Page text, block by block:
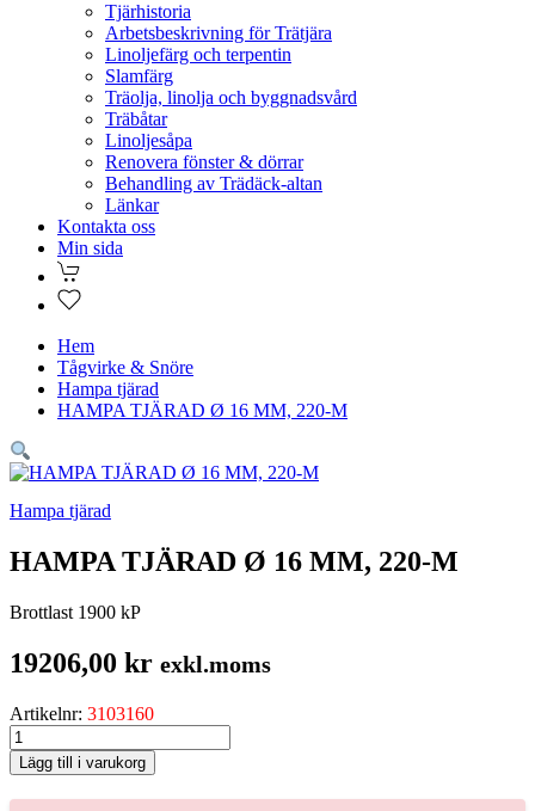
Tjärhistoria
Arbetsbeskrivning för Trätjära
Linoljefärg och terpentin
Slamfärg
Träolja, linolja och byggnadsvård
Träbåtar
Linoljesåpa
Renovera fönster & dörrar
Behandling av Trädäck-altan
Länkar
Kontakta oss
Min sida
Hem
Tågvirke & Snöre
Hampa tjärad
HAMPA TJÄRAD Ø 16 MM, 220-M
Hampa tjärad
HAMPA TJÄRAD Ø 16 MM, 220-M
Brottlast 1900 kP
19206,00 kr exkl.moms
Artikelnr: 3103160
HAMPA
TJÄRAD
Ø
16
Lägg till i varukorg